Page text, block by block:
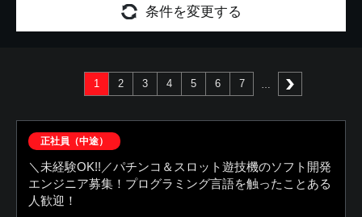
条件を変更する
1 2 3 4 5 6 7
正社員（中途）
＼未経験OK!!／パチンコ＆スロット遊技機のソフト開発
エンジニア募集！プログラミング言語を触ったことある
人歓迎！